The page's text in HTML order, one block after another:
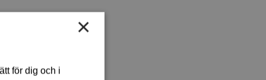
×
för dig och i